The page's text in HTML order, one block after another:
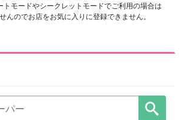
トモードやシークレットモードでご利用の場合は
んのでお店をお気に入りに登録できません。